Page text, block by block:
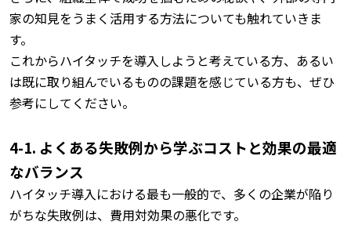
家の知見をうまく活用する方法についても触れていきま
す。
これからハイタッチを導入しようと考えている方、あるい
は既に取り組んでいるものの課題を感じている方も、ぜひ
参考にしてください。
4-1. よくある失敗例から学ぶコストと効果の最適
なバランス
ハイタッチ導入における最も一般的で、多くの企業が陥り
がちな失敗例は、費用対効果の悪化です。